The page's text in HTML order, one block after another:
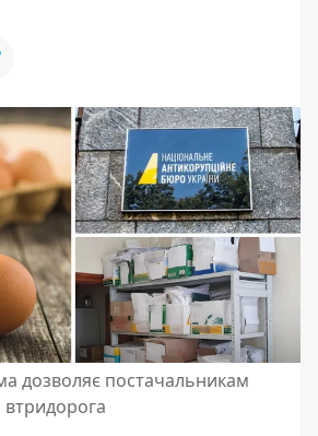
дозволяє постачальникам